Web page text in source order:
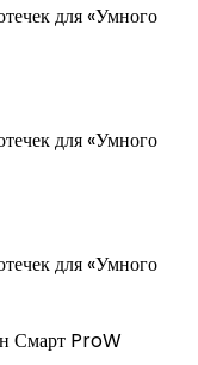
Смарт ProW